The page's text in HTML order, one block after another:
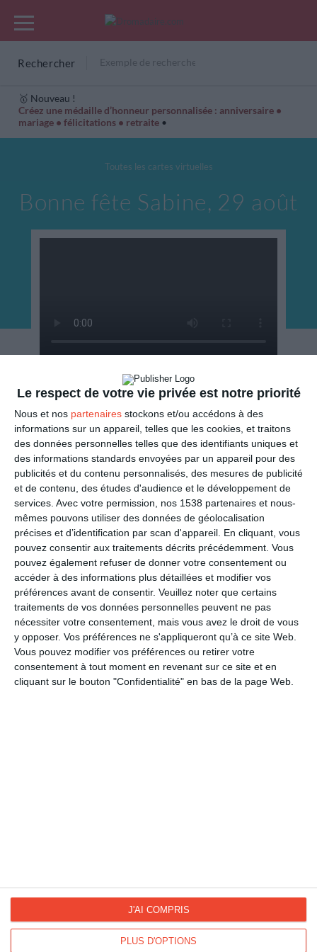
Le respect de votre vie privée est notre priorité
Nous et nos partenaires stockons et/ou accédons à des
informations sur un appareil, telles que les cookies, et traitons
des données personnelles telles que des identifiants uniques et
des informations standards envoyées par un appareil pour des
publicités et du contenu personnalisés, des mesures de publicité
et de contenu, des études d'audience et le développement de
services. Avec votre permission, nos 1538 partenaires et nous-
mêmes pouvons utiliser des données de géolocalisation
précises et d’identification par scan d'appareil. En cliquant, vous
pouvez consentir aux traitements décrits précédemment. Vous
pouvez également refuser de donner votre consentement ou
accéder à des informations plus détaillées et modifier vos
préférences avant de consentir. Veuillez noter que certains
traitements de vos données personnelles peuvent ne pas
nécessiter votre consentement, mais vous avez le droit de vous
y opposer. Vos préférences ne s'appliqueront qu’à ce site Web.
Vous pouvez modifier vos préférences ou retirer votre
consentement à tout moment en revenant sur ce site et en
cliquant sur le bouton "Confidentialité" en bas de la page Web.
PLUS D'OPTIONS
J'AI COMPRIS
Rechercher
🥇 Nouveau !
Créez une médaille d’honneur personnalisée : anniversaire •
mariage • félicitations • retraite •
Cartes Hiver Cadeaux années de naissance
Toutes les cartes virtuelles
Bonne fête Sabine, 29 août
ENVOYER
Mail(GRATUIT)
SMS (1,80€, en France)
PARTAGER
Facebook, Twitter, WhatsApp, ...
VOIR D'AUTRES CARTES DANS
LES CATÉGORIES
Bonne fête
Bonne fête avec son prénom
Les prénoms fêtés en août